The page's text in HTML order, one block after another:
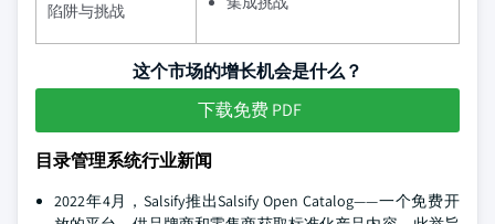
陷阱与挑战
这个市场的增长机会是什么？
下载免费 PDF
目录管理系统行业新闻
2022年4月，Salsify推出Salsify Open Catalog——一个免费开